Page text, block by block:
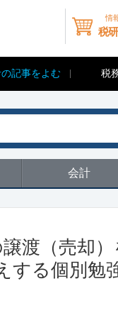
情
税
記事をよむ 税
会計
渡（売却
る個別勉